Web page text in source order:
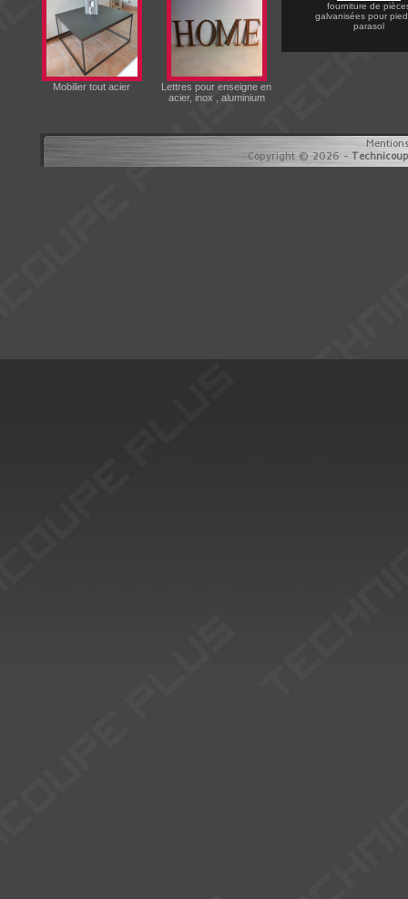
Mobilier tout acier
Lettres pour enseigne en
acier, inox , aluminium
fourniture de
galvanisées pour
parasol
Copyright © 2026 -